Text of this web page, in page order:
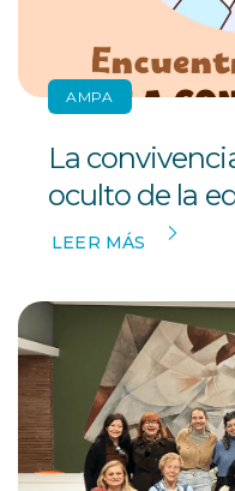
AMPA
La
oculto de la
LEER MÁS